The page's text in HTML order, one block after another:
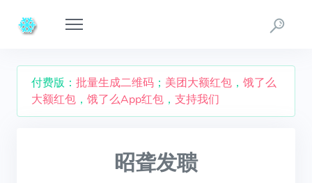
付费版： 批量生成二维码 ； 美团大额红包 ， 饿了么
大额红包 ， 饿了么App红包 ， 支持我们
昭聋发聩